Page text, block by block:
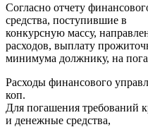
Согласно отчету
средства, поступившие в
конкурсную массу,
расходов, выплату
минимума должнику, на
Расходы финансового
коп.
Для погашения требований
и денежные средства,